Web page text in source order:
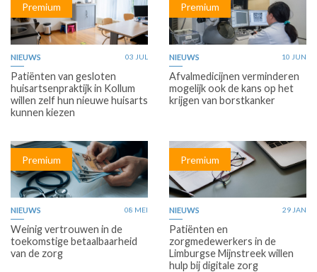
Premium
NIEUWS 03 JUL
Patiënten van gesloten
huisartsenpraktijk in Kollum
willen zelf hun nieuwe huisarts
kunnen kiezen
Premium
NIEUWS 10 JUN
Afvalmedicijnen verminderen
mogelijk ook de kans op het
krijgen van borstkanker
Premium
NIEUWS 08 MEI
Weinig vertrouwen in de
toekomstige betaalbaarheid
van de zorg
Premium
NIEUWS 29 JAN
Patiënten en
zorgmedewerkers in de
Limburgse Mijnstreek willen
hulp bij digitale zorg